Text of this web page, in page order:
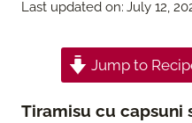
Last updated on: July 12,
Jump to
Tiramisu cu capsuni